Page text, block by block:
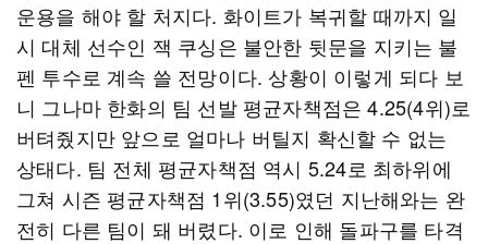
운용을 해야 할 처지다. 화이트가 복귀할 때까지 일
시 대체 선수인 잭 쿠싱은 불안한 뒷문을 지키는 불
펜 투수로 계속 쓸 전망이다. 상황이 이렇게 되다 보
니 그나마 한화의 팀 선발 평균자책점은 4.25(4위)로
버텨줬지만 앞으로 얼마나 버틸지 확신할 수 없는
상태다. 팀 전체 평균자책점 역시 5.24로 최하위에
그쳐 시즌 평균자책점 1위(3.55)였던 지난해와는 완
전히 다른 팀이 돼 버렸다. 이로 인해 돌파구를 타격